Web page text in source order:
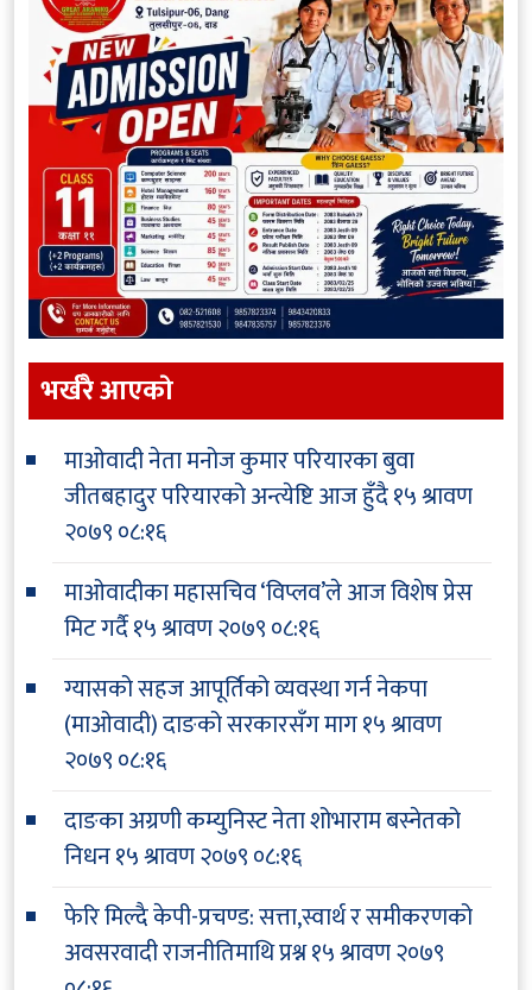
भर्खरै आएकाे
माओवादी नेता मनोज कुमार परियारका बुवा
जीतबहादुर परियारको अन्त्येष्टि आज हुँदै१५ श्रावण
२०७९ ०८:१६
माओवादीका महासचिव ‘विप्लव’ले आज विशेष प्रेस
मिट गर्दै१५ श्रावण २०७९ ०८:१६
ग्यासको सहज आपूर्तिको व्यवस्था गर्न नेकपा
(माओवादी) दाङको सरकारसँग माग१५ श्रावण
२०७९ ०८:१६
दाङका अग्रणी कम्युनिस्ट नेता शोभाराम बस्नेतको
निधन१५ श्रावण २०७९ ०८:१६
फेरि मिल्दै केपी-प्रचण्ड: सत्ता,स्वार्थ र समीकरणको
अवसरवादी राजनीतिमाथि प्रश्न१५ श्रावण २०७९